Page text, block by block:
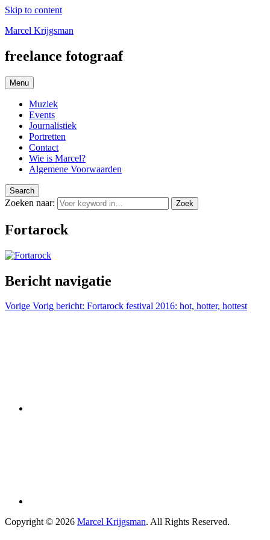
Skip to content
Marcel Krijgsman
freelance fotograaf
Menu
Muziek
Events
Journalistiek
Portretten
Contact
Wie is Marcel?
Algemene Voorwaarden
Search
Zoeken naar: Zoek
Fortarock
Bericht navigatie
Vorige Vorig bericht: Fortarock festival 2016: hot, hotter, hottest
Copyright © 2026 Marcel Krijgsman. All Rights Reserved.